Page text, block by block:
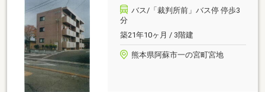
バス/「裁判所前」バス停 停歩3
分
築21年10ヶ月 / 3階建
熊本県阿蘇市一の宮町宮地